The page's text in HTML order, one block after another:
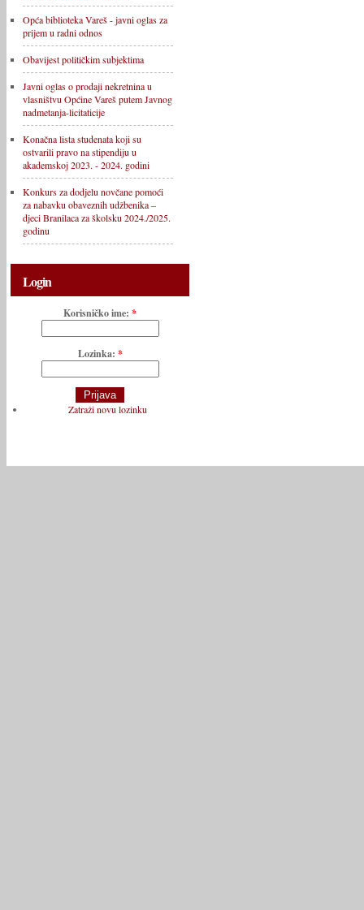
Opća biblioteka Vareš - javni oglas za
prijem u radni odnos
Obavijest političkim subjektima
Javni oglas o prodaji nekretnina u
vlasništvu Općine Vareš putem Javnog
nadmetanja-licitaticije
Konačna lista studenata koji su
ostvarili pravo na stipendiju u
akademskoj 2023. - 2024. godini
Konkurs za dodjelu novčane pomoći
za nabavku obaveznih udžbenika –
djeci Branilaca za školsku 2024./2025.
godinu
Login
Korisničko ime: *
Lozinka: *
Zatraži novu lozinku